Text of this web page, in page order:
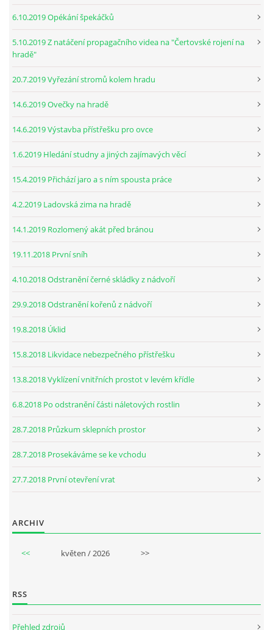
6.10.2019 Opékání špekáčků
5.10.2019 Z natáčení propagačního videa na "Čertovské rojení na
hradě"
20.7.2019 Vyřezání stromů kolem hradu
14.6.2019 Ovečky na hradě
14.6.2019 Výstavba přístřešku pro ovce
1.6.2019 Hledání studny a jiných zajímavých věcí
15.4.2019 Přichází jaro a s ním spousta práce
4.2.2019 Ladovská zima na hradě
14.1.2019 Rozlomený akát před bránou
19.11.2018 První sníh
4.10.2018 Odstranění černé skládky z nádvoří
29.9.2018 Odstranění kořenů z nádvoří
19.8.2018 Úklid
15.8.2018 Likvidace nebezpečného přístřešku
13.8.2018 Vyklízení vnitřních prostot v levém křídle
6.8.2018 Po odstranění části náletových rostlin
28.7.2018 Průzkum sklepních prostor
28.7.2018 Prosekáváme se ke vchodu
27.7.2018 První otevření vrat
ARCHIV
<< květen / 2026 >>
RSS
Přehled zdrojů